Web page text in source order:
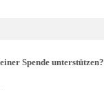
Spende unterstützen?